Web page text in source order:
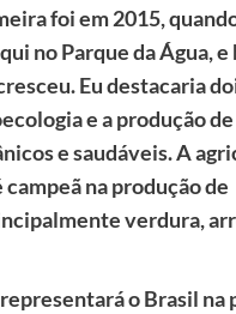
foi em 2015,
no Parque da Água, e
Eu destacaria
e a produção de
e saudáveis. A
na produção de
verdura,
o Brasil na